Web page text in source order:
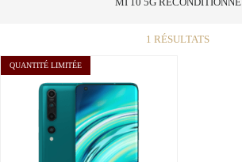
1 RÉSULTATS
QUANTITÉ LIMITÉE